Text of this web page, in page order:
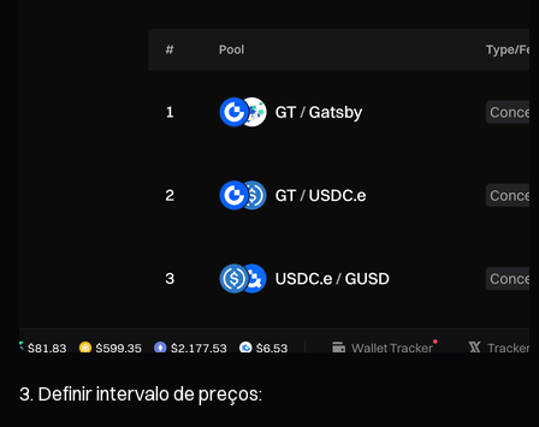
Definir intervalo de preços: